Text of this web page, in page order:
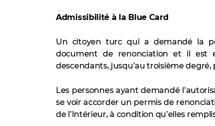
Admissibilité à la Blue Card
Un citoyen turc qui a demandé la
document de renonciation et il est
descendants, jusqu’au troisième
Les personnes ayant demandé
se voir accorder un permis de
de l’Intérieur, à condition qu’elles